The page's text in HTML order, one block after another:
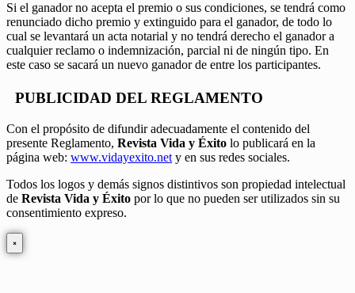
Si el ganador no acepta el premio o sus condiciones, se tendrá como
renunciado dicho premio y extinguido para el ganador, de todo lo
cual se levantará un acta notarial y no tendrá derecho el ganador a
cualquier reclamo o indemnización, parcial ni de ningún tipo. En
este caso se sacará un nuevo ganador de entre los participantes.
PUBLICIDAD DEL REGLAMENTO
Con el propósito de difundir adecuadamente el contenido del
presente Reglamento, Revista Vida y Éxito lo publicará en la
página web: www.vidayexito.net y en sus redes sociales.
Todos los logos y demás signos distintivos son propiedad intelectual
de Revista Vida y Éxito por lo que no pueden ser utilizados sin su
consentimiento expreso.
×